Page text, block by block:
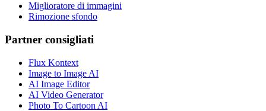
Miglioratore di immagini
Rimozione sfondo
Partner consigliati
Flux Kontext
Image to Image AI
AI Image Editor
AI Video Generator
Photo To Cartoon AI